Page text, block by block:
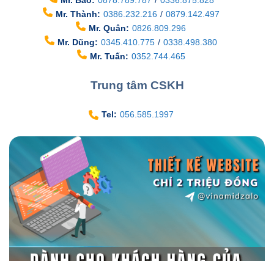
Mr. Thành: 0386.232.216 / 0879.142.497
Mr. Quân: 0826.809.296
Mr. Dũng: 0345.410.775 / 0338.498.380
Mr. Tuấn: 0352.744.465
Trung tâm CSKH
Tel: 056.585.1997